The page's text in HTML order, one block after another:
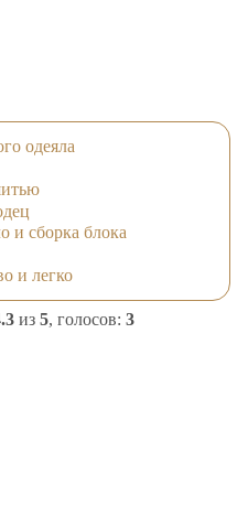
одеяла
и сборка блока
и легко
из 5, голосов: 3